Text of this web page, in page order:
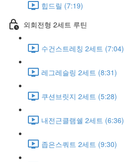
힙드릴 (7:19)
외회전형 2세트 루틴
수건스트레칭 2세트 (7:04)
레그레슬링 2세트 (8:31)
쿠션브릿지 2세트 (5:28)
내전근클램쉘 2세트 (6:36)
좁은스쿼트 2세트 (9:30)